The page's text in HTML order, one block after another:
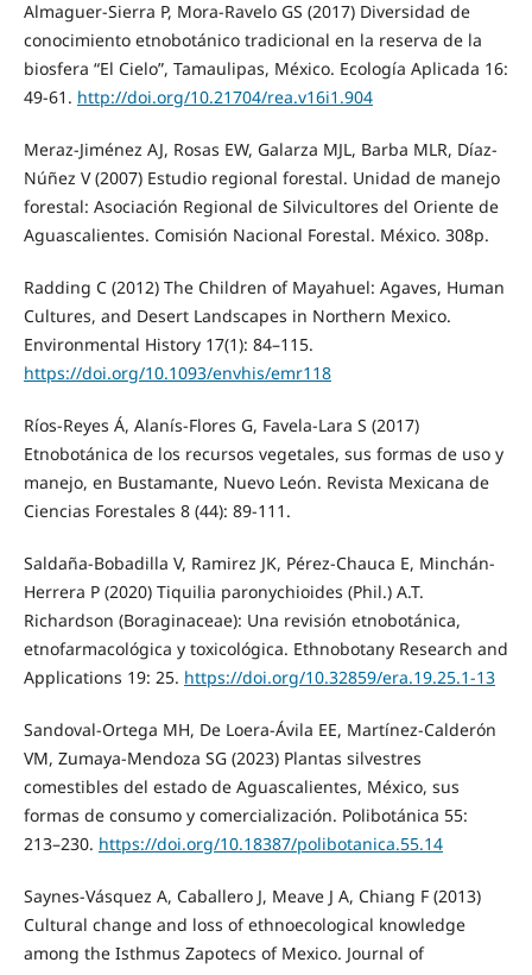
Almaguer-Sierra P, Mora-Ravelo GS (2017) Diversidad de
conocimiento etnobotánico tradicional en la reserva de la
biosfera “El Cielo”, Tamaulipas, México. Ecología Aplicada 16:
49-61. http://doi.org/10.21704/rea.v16i1.904
Meraz-Jiménez AJ, Rosas EW, Galarza MJL, Barba MLR, Díaz-
Núñez V (2007) Estudio regional forestal. Unidad de manejo
forestal: Asociación Regional de Silvicultores del Oriente de
Aguascalientes. Comisión Nacional Forestal. México. 308p.
Radding C (2012) The Children of Mayahuel: Agaves, Human
Cultures, and Desert Landscapes in Northern Mexico.
Environmental History 17(1): 84–115.
https://doi.org/10.1093/envhis/emr118
Ríos-Reyes Á, Alanís-Flores G, Favela-Lara S (2017)
Etnobotánica de los recursos vegetales, sus formas de uso y
manejo, en Bustamante, Nuevo León. Revista Mexicana de
Ciencias Forestales 8 (44): 89-111.
Saldaña-Bobadilla V, Ramirez JK, Pérez-Chauca E, Minchán-
Herrera P (2020) Tiquilia paronychioides (Phil.) A.T.
Richardson (Boraginaceae): Una revisión etnobotánica,
etnofarmacológica y toxicológica. Ethnobotany Research and
Applications 19: 25. https://doi.org/10.32859/era.19.25.1-13
Sandoval-Ortega MH, De Loera-Ávila EE, Martínez-Calderón
VM, Zumaya-Mendoza SG (2023) Plantas silvestres
comestibles del estado de Aguascalientes, México, sus
formas de consumo y comercialización. Polibotánica 55:
213–230. https://doi.org/10.18387/polibotanica.55.14
Saynes-Vásquez A, Caballero J, Meave J A, Chiang F (2013)
Cultural change and loss of ethnoecological knowledge
among the Isthmus Zapotecs of Mexico. Journal of